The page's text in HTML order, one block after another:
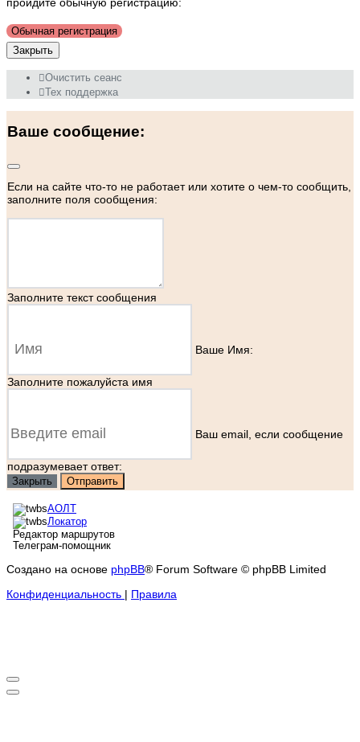
Обычная регистрация
Закрыть
Очистить сеанс
Тех поддержка
Ваше сообщение:
Если на сайте что-то не работает или хотите о чем-то сообщить,
заполните поля сообщения:
Заполните текст сообщения
Ваше Имя:
Заполните пожалуйста имя
Ваш еmail, если сообщение
подразумевает ответ:
Закрыть Отправить
АОЛТ
Локатор
Редактор маршрутов
Телеграм-помощник
Создано на основе phpBB® Forum Software © phpBB Limited
Конфиденциальность | Правила